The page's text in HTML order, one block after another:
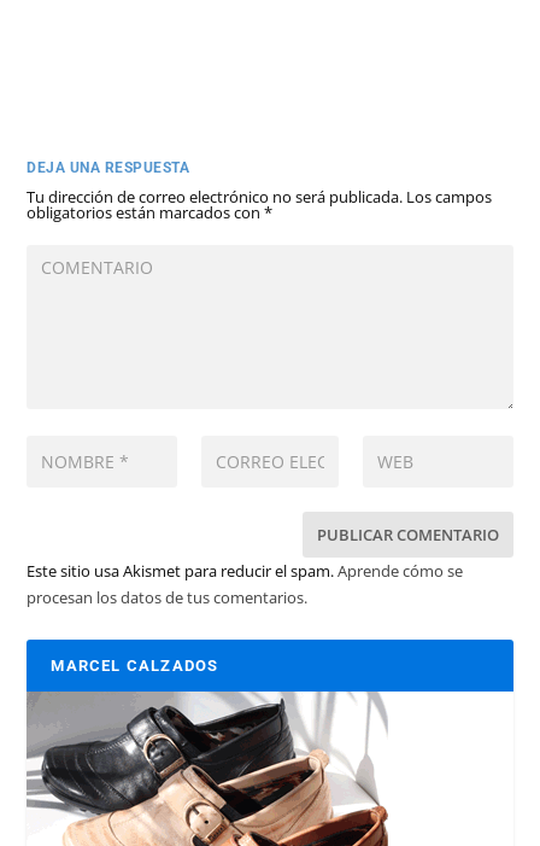
DEJA UNA RESPUESTA
Tu dirección de correo electrónico no será publicada. Los campos
obligatorios están marcados con*
Este sitio usa Akismet para reducir el spam.Aprende cómo se
procesan los datos de tus comentarios.
MARCEL CALZADOS